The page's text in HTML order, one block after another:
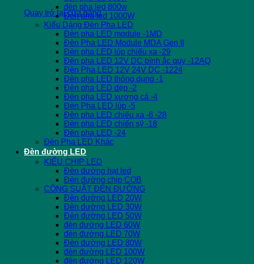
Quay trở lại cửa hàng
đèn pha led 800w
Đèn pha led 1000W
Kiểu Dáng Đèn Pha LED
Đèn pha LED module -1MD
Đèn Pha LED Module MDA Gen II
Đèn pha LED lúp chiếu xa -29
Đèn pha LED 12V DC bình ắc quy -12AQ
Đèn Pha LED 12V 24V DC -1224
Đèn pha LED thông dụng -1
Đèn pha LED dẹp -2
Đèn pha LED xương cá -4
Đèn Pha LED lúp -5
Đèn pha LED chiếu xa -6 -28
Đèn pha LED chiến sỹ -18
Đèn pha LED -24
Đèn Pha LED Khác
Đèn đường LED
KIỂU CHIP LED
Đèn đường hạt led
Đèn đường chip COB
CÔNG SUẤT ĐÈN ĐƯỜNG
Đèn đường LED 20W
Đèn đường LED 30W
Đèn đường LED 50W
đèn đường LED 60W
đèn đường LED 70W
Đèn đường LED 80W
đèn đường LED 100W
đèn đường LED 120W